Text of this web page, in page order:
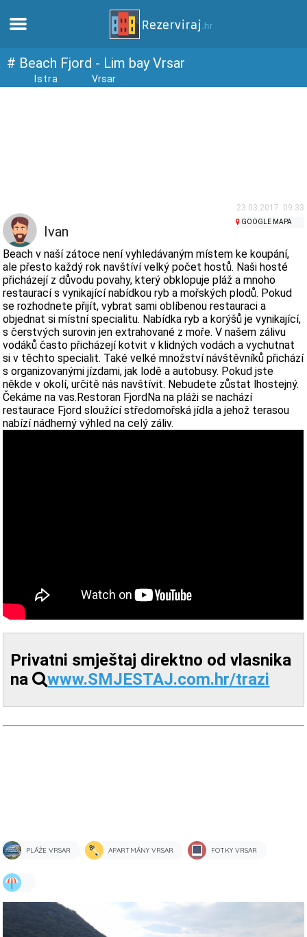
Domů
Webkamery
Seznamte se s Chorvatskem
Muzea
# Beach Fjord - Lim bay Vrsar
Istra Vrsar
23.03.2017. 09:33
Ivan
GOOGLE MAPA
Beach v naší zátoce není vyhledávaným místem ke koupání,
ale přesto každý rok navštíví velký počet hostů. Naši hosté
přicházejí z důvodu povahy, který obklopuje pláž a mnoho
restaurací s vynikající nabídkou ryb a mořských plodů. Pokud
se rozhodnete přijít, vybrat sami oblíbenou restauraci a
objednat si místní specialitu. Nabídka ryb a korýšů je vynikající,
s čerstvých surovin jen extrahované z moře. V našem zálivu
vodáků často přicházejí kotvit v klidných vodách a vychutnat
si v těchto specialit. Také velké množství návštěvníků přichází
s organizovanými jízdami, jak lodě a autobusy. Pokud jste
někde v okolí, určitě nás navštívit. Nebudete zůstat lhostejný.
Čekáme na vas.Restoran FjordNa na pláži se nachází
restaurace Fjord sloužící středomořská jídla a jehož terasou
nabízí nádherný výhled na celý záliv.
Privatni smještaj direktno od vlasnika
na
www.SMJESTAJ.com.hr/trazi
PLÁŽE VRSAR APARTMÁNY VRSAR FOTKY VRSAR